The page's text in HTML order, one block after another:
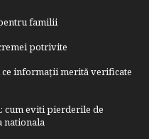
familii
potrivite
ce informații merită verificate
cum eviti pierderile de
nationala